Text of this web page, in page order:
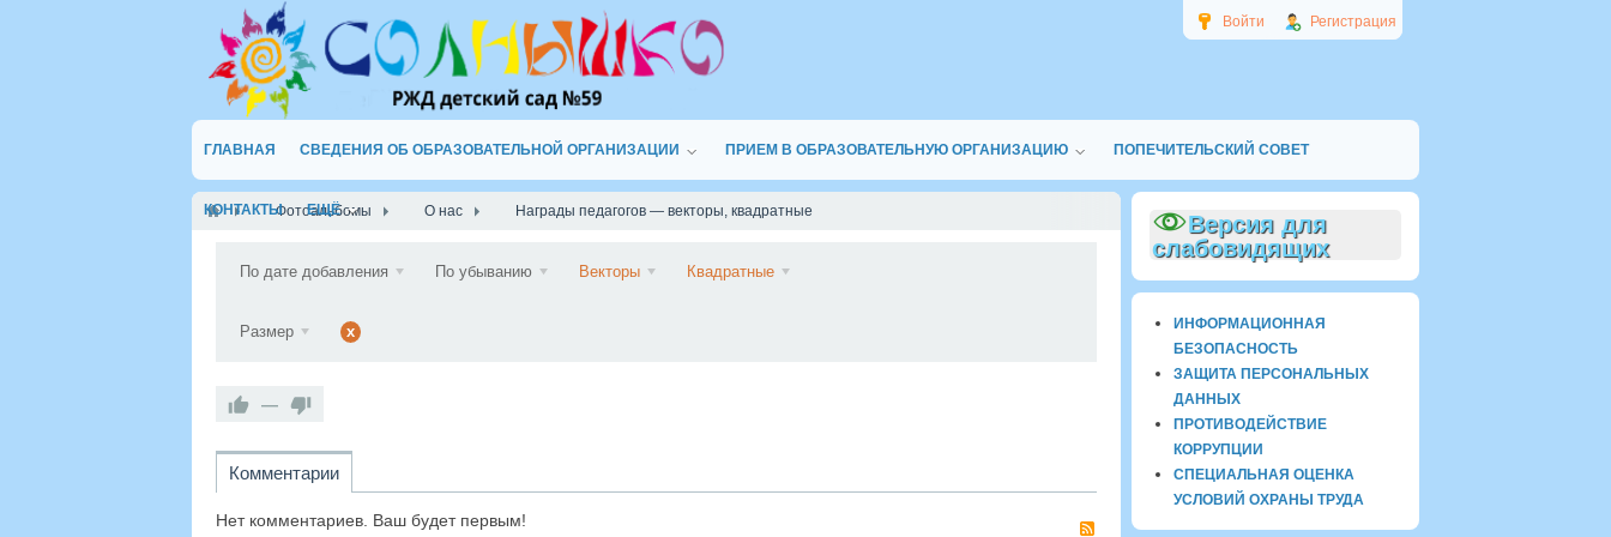
Войти Регистрация
ГЛАВНАЯ СВЕДЕНИЯ ОБ ОБРАЗОВАТЕЛЬНОЙ ОРГАНИЗАЦИИ ПРИЕМ В ОБРАЗОВАТЕЛЬНУЮ ОРГАНИЗАЦИЮ ПОПЕЧИТЕЛЬСКИЙ СОВЕТ
КОНТАКТЫ ЕЩЁ
Фотоальбомы О нас Награды педагогов — векторы, квадратные
По дате добавления По убыванию Векторы Квадратные
Размер x
—
Комментарии
RSS
Нет комментариев. Ваш будет первым!
Версия для
слабовидящих
ИНФОРМАЦИОННАЯ
БЕЗОПАСНОСТЬ
ЗАЩИТА ПЕРСОНАЛЬНЫХ
ДАННЫХ
ПРОТИВОДЕЙСТВИЕ
КОРРУПЦИИ
СПЕЦИАЛЬНАЯ ОЦЕНКА
УСЛОВИЙ ОХРАНЫ ТРУДА